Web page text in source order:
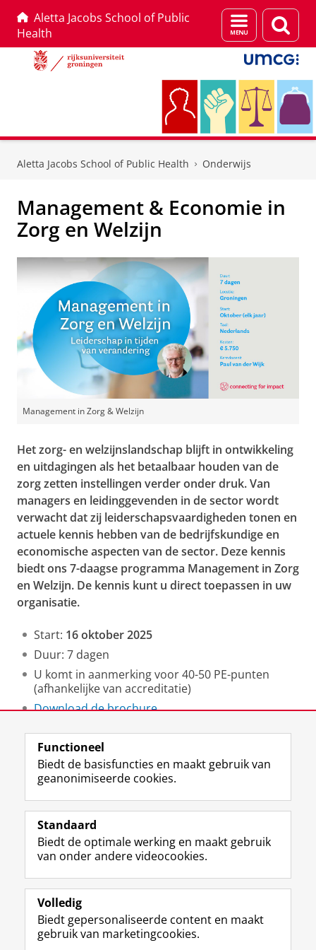
Aletta Jacobs School of Public
Health
Menu
en
zoeken
Aletta Jacobs School of Public Health Onderwijs
Management & Economie in
Zorg en Welzijn
Management in Zorg & Welzijn
Het zorg- en welzijnslandschap blijft in ontwikkeling
en uitdagingen als het betaalbaar houden van de
zorg zetten instellingen verder onder druk. Van
managers en leidinggevenden in de sector wordt
verwacht dat zij leiderschapsvaardigheden tonen en
actuele kennis hebben van de bedrijfskundige en
economische aspecten van de sector. Deze kennis
biedt ons 7-daagse programma Management in Zorg
en Welzijn. De kennis kunt u direct toepassen in uw
organisatie.
Start: 16 oktober 2025
Duur: 7 dagen
U komt in aanmerking voor 40-50 PE-punten
(afhankelijke van accreditatie)
Download de brochure
18 mei 202
Schrijf u in!
Bel of e-mail ons voor meer informatie
Laatst gewijzigd:
View this page in:English
n
s
i
o
Functioneel
Biedt de basisfuncties en maakt gebruik van
geanonimiseerde cookies.
Standaard
Biedt de optimale werking en maakt gebruik
van onder andere videocookies.
Volledig
Biedt gepersonaliseerde content en maakt
gebruik van marketingcookies.